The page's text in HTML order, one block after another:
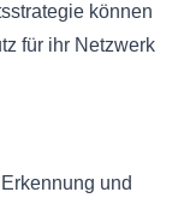
können
für ihr Netzwerk
und